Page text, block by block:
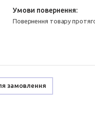
повернення товару
замовлення